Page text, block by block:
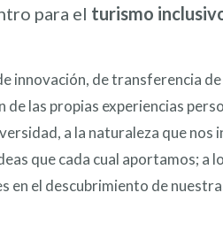
para el turismo
innovación, de transferencia
de las propias experiencias
a la naturaleza que
que cada cual aportamos;
en el descubrimiento de